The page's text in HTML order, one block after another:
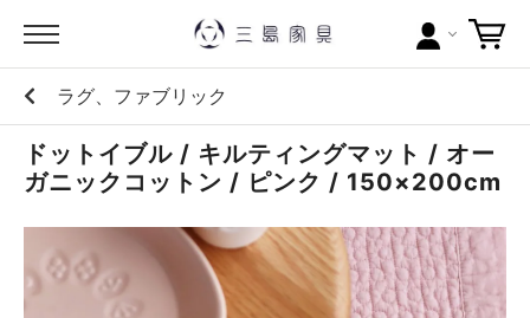
カテゴリー
ブランドから探す
当店について
ラグ、ファブリック
ドットイブル / キルティングマット / オー
ガニックコットン / ピンク / 150×200cm